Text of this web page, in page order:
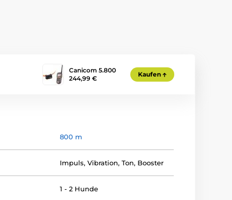
Canicom 5.800
244,99 €
Kaufen
800 m
Impuls,Vibration,Ton, Booster
1 - 2 Hunde